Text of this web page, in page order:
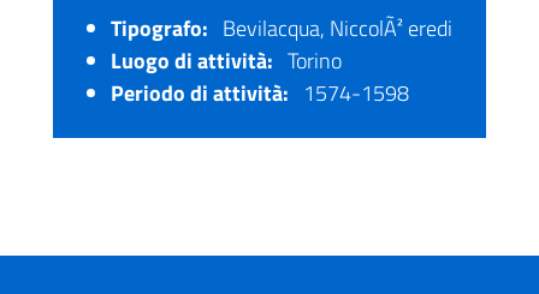
Tipografo: Bevilacqua, NiccolÃ² eredi
Luogo di attività: Torino
Periodo di attività: 1574-1598